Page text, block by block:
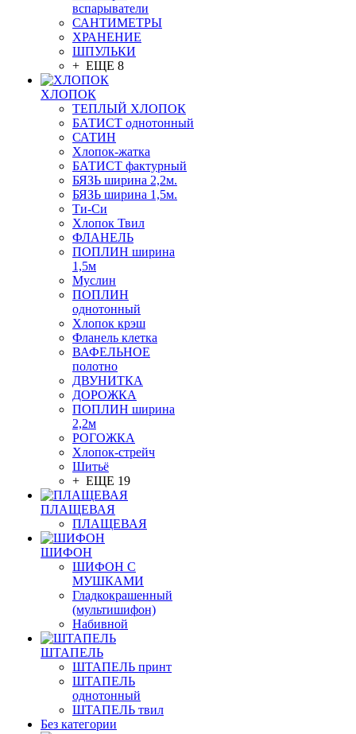
вспарыватели
САНТИМЕТРЫ
ХРАНЕНИЕ
ШПУЛЬКИ
+ ЕЩЕ 8
ХЛОПОК
ТЕПЛЫЙ ХЛОПОК
БАТИСТ однотонный
САТИН
Хлопок-жатка
БАТИСТ фактурный
БЯЗЬ ширина 2,2м.
БЯЗЬ ширина 1,5м.
Ти-Си
Хлопок Твил
ФЛАНЕЛЬ
ПОПЛИН ширина
1,5м
Муслин
ПОПЛИН
однотонный
Хлопок крэш
Фланель клетка
ВАФЕЛЬНОЕ
полотно
ДВУНИТКА
ДОРОЖКА
ПОПЛИН ширина
2,2м
РОГОЖКА
Хлопок-стрейч
Шитьё
+ ЕЩЕ 19
ПЛАЩЕВАЯ
ПЛАЩЕВАЯ
ШИФОН
ШИФОН С
МУШКАМИ
Гладкокрашенный
(мультишифон)
Набивной
ШТАПЕЛЬ
ШТАПЕЛЬ принт
ШТАПЕЛЬ
однотонный
ШТАПЕЛЬ твил
Без категории